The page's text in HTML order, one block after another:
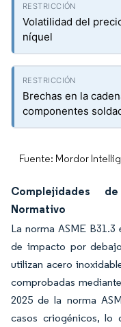
Volatilidad del
níquel
Brechas en la
componentes
Fuente: Mordor
Complejidades
Normativo
La norma ASME
de impacto por
utilizan acero
comprobadas
2025 de la norma
casos criogénicos, lo